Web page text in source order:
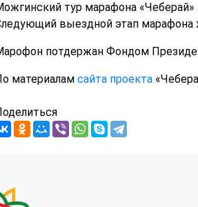
тур марафона
выездной этап марафона
потдержан Фондом
материалам сайта проекта